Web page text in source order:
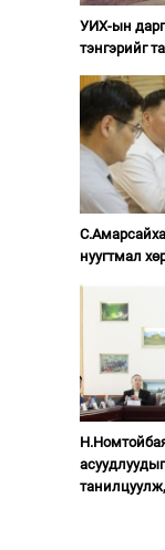
УИХ-ын
тэнгэрийг
нуугтмал